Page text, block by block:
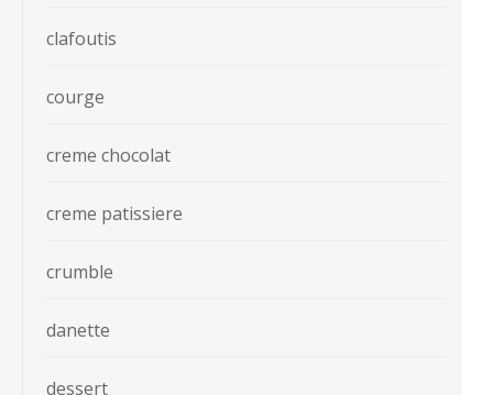
clafoutis
courge
creme chocolat
creme patissiere
crumble
danette
dessert